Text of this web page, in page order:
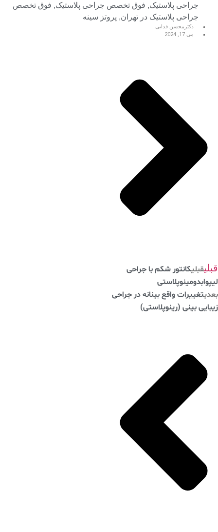
جراحی پلاستیک,فوق تخصص جراحی پلاستیک,فوق تخصص
جراحی پلاستیک در تهران پروتز سینه
دکترمحسن فدایی
قبلیکانتور شکم با جراحی
تغییرات واقع بینانه در جراحی
بینی (رینوپلاستی)